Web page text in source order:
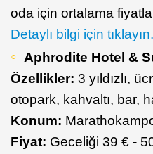
oda için ortalama
Detaylı bilgi için tıklayın.
Aphrodite Hotel &
Özellikler: 3 yıldızlı,
otopark, kahvaltı, bar,
Konum:
Fiyat: Geceliği 39 € -